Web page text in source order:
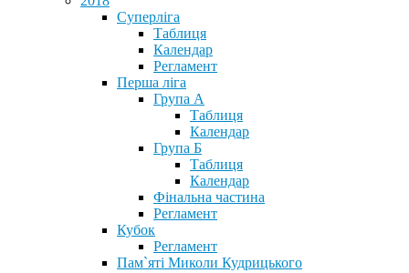
Суперліга
Таблиця
Календар
Регламент
Перша ліга
Група А
Таблиця
Календар
Група Б
Таблиця
Календар
Фінальна частина
Регламент
Кубок
Регламент
Пам`яті Миколи Кудрицького